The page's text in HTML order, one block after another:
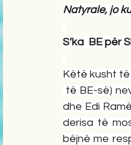
Natyrale, jo
S’ka  BE
Këtë kusht të
të BE-së)
dhe Edi
derisa të
bëjnë me